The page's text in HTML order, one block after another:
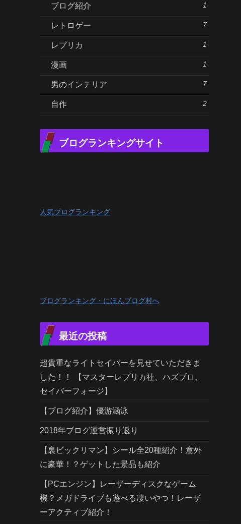
ブログ紹介 1
レトロゲー 7
レプリカ 1
漫画 1
男のインテリア 7
自作 2
ブログランキングサイト
人気ブログランキング
ブログランキング・にほんブログ村へ
最近の投稿
超貴重なライトセイバーを見せていただきま
した！！ 【マスターレプリカ社、ハズブロ、
セイバーフォージ】
【ブログ紹介】優游涵泳
2018年ブログ運営振り返り
【裏ビックリマン】シール全20種紹介！意外
に豪華！？ゲットした景品も紹介
【PCエンジン】レーザーディスクなゲーム
機？メガドライブも遊べる凄いやつ！レーザ
ーアクティブ紹介！